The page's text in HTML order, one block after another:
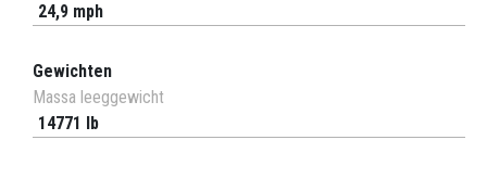
24,9 mph
Gewichten
Massa leeggewicht
14771 lb